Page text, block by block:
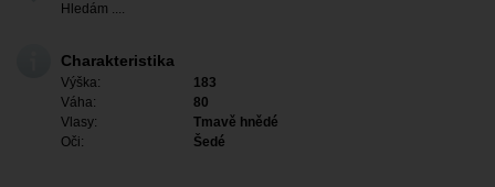
Hledám ....
Charakteristika
Výška:
183
Váha:
80
Vlasy:
Tmavě hnědé
Oči:
Šedé